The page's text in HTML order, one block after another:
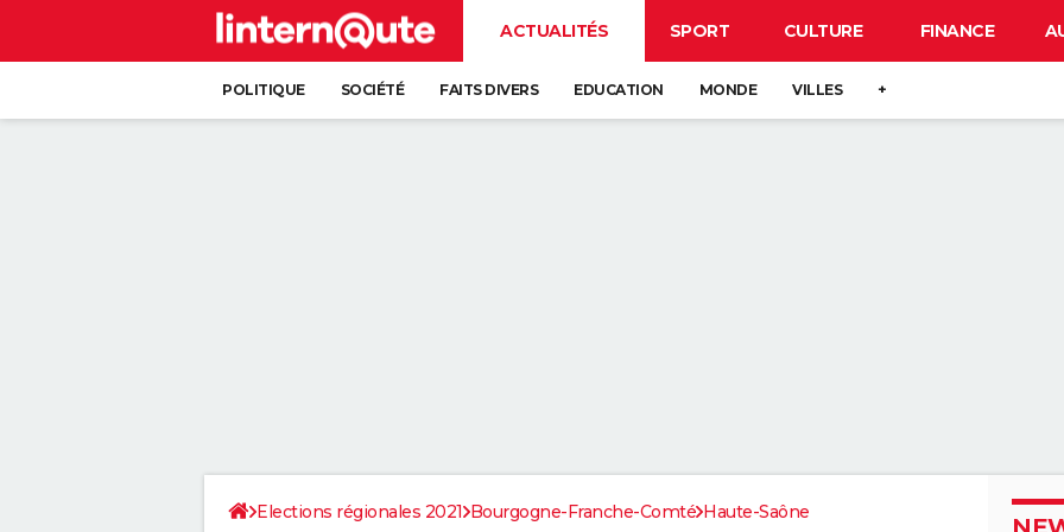
ACTUALITÉS SPORT CULTURE FINANCE
POLITIQUE SOCIÉTÉ FAITS DIVERS EDUCATION MONDE VILLES +
Elections régionales 2021 Bourgogne-Franche-Comté Haute-Saône